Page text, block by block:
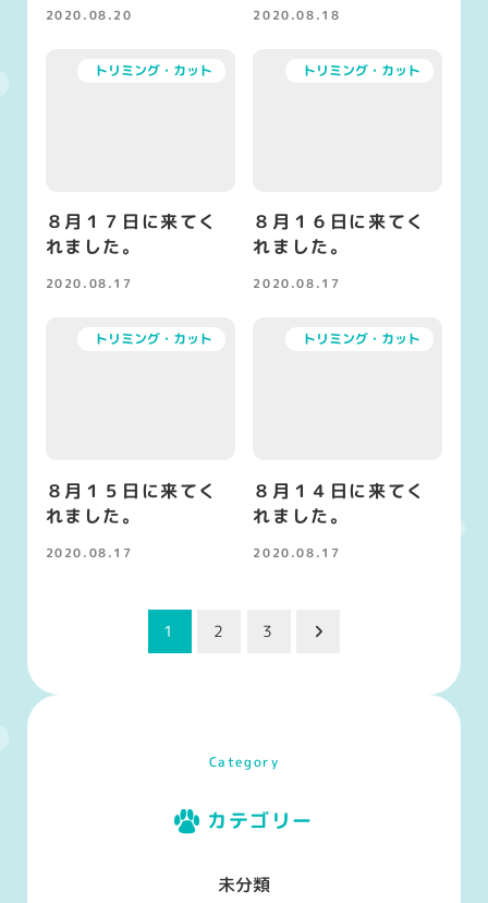
投稿日
2020.08.20 投稿日
2020.08.18
トリミング・カット
８月１７日に来てく
れました。
投稿日
2020.08.17
トリミング・カット
８月１６日に来てく
れました。
投稿日
2020.08.17
トリミング・カット
８月１５日に来てく
れました。
投稿日
2020.08.17
トリミング・カット
８月１４日に来てく
れました。
投稿日
2020.08.17
1 2 3
Category
カテゴリー
未分類